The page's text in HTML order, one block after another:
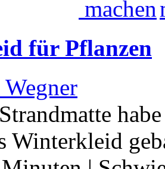
für Pflanzen
Winterkleid